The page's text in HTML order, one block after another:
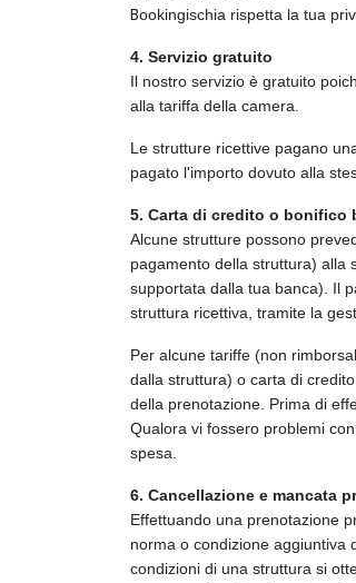
Bookingischia rispetta la tua
4. Servizio gratuito
Il nostro servizio è gratuito
alla tariffa della camera.
Le strutture ricettive pagano
pagato l'importo dovuto alla
5. Carta di credito o bonifico
Alcune strutture possono
pagamento della struttura) alla
supportata dalla tua banca). Il
struttura ricettiva, tramite la
Per alcune tariffe (non
dalla struttura) o carta di
della prenotazione. Prima di
Qualora vi fossero problemi
spesa.
6. Cancellazione e mancata
Effettuando una prenotazione
norma o condizione aggiuntiva
condizioni di una struttura si